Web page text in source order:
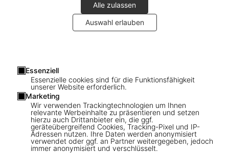
Alle zulassen
Auswahl erlauben
Essenziell
Essenzielle cookies sind für die Funktionsfähigkeit
unserer Website erforderlich.
Marketing
Wir verwenden Trackingtechnologien um Ihnen
relevante Werbeinhalte zu präsentieren und setzen
hierzu auch Drittanbieter ein, die ggf.
geräteübergreifend Cookies, Tracking-Pixel und IP-
Adressen nutzen. Ihre Daten werden anonymisiert
verwendet oder ggf. an Partner weitergegeben, jedoch
immer anonymisiert und verschlüsselt.
1/9
Peter Lindbergh. Untold Stories
US$ 20